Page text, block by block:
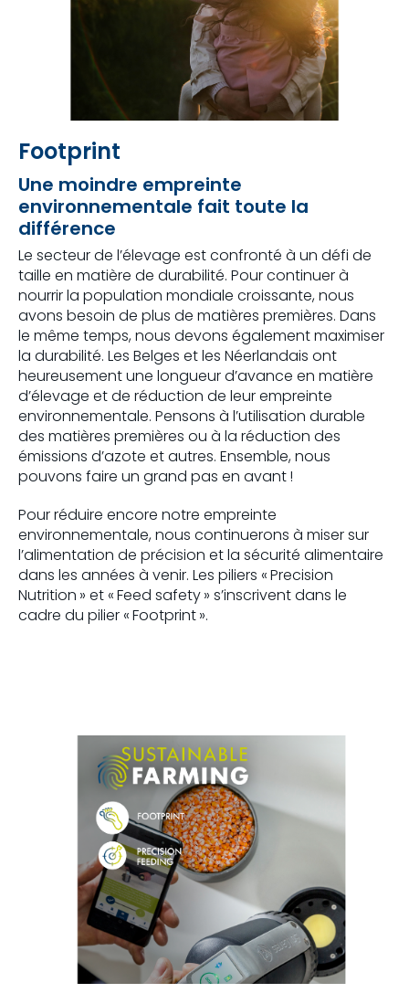
Footprint
Une moindre empreinte
environnementale fait toute la
différence
Le secteur de l’élevage est confronté à un défi de
taille en matière de durabilité. Pour continuer à
nourrir la population mondiale croissante, nous
avons besoin de plus de matières premières. Dans
le même temps, nous devons également maximiser
la durabilité. Les Belges et les Néerlandais ont
heureusement une longueur d’avance en matière
d’élevage et de réduction de leur empreinte
environnementale. Pensons à l’utilisation durable
des matières premières ou à la réduction des
émissions d’azote et autres. Ensemble, nous
pouvons faire un grand pas en avant !
Pour réduire encore notre empreinte
environnementale, nous continuerons à miser sur
l’alimentation de précision et la sécurité alimentaire
dans les années à venir. Les piliers « Precision
Nutrition » et « Feed safety » s’inscrivent dans le
cadre du pilier « Footprint ».